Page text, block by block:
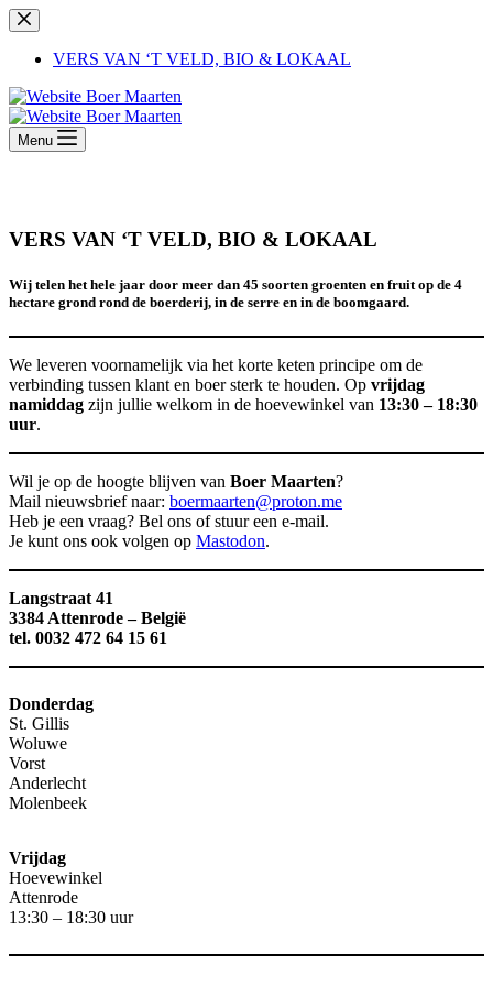
Skip
to
contentVERS VAN ‘T VELD, BIO & LOKAAL
Menu
VERS VAN ‘T VELD, BIO & LOKAAL
Wij telen het hele jaar door meer dan 45 soorten groenten en fruit op de 4
hectare grond rond de boerderij, in de serre en in de boomgaard.
We leveren voornamelijk via het korte keten principe om de
verbinding tussen klant en boer sterk te houden. Op vrijdag
namiddag zijn jullie welkom in de hoevewinkel van 13:30 – 18:30
uur.
Wil je op de hoogte blijven van Boer Maarten?
Mail nieuwsbrief naar: boermaarten@proton.me
Heb je een vraag? Bel ons of stuur een e-mail.
Je kunt ons ook volgen op Mastodon.
Langstraat 41
3384 Attenrode – België
tel. 0032 472 64 15 61
Donderdag
St. Gillis
Woluwe
Vorst
Anderlecht
Molenbeek
Vrijdag
Hoevewinkel
Attenrode
13:30 – 18:30 uur